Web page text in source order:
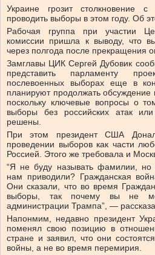
Украине грозит столкновение
проводить выборы в этом году. Об
Рабочая группа при участии
комиссии пришла к выводу, что
через полгода после прекращения
Замглавы ЦИК Сергей Дубовик
представить парламенту
послевоенных выборах еще в
планируют продолжать
поскольку ключевые вопросы о
выборы без российских атак
решены.
При этом президент США
проведении выборов как части
Россией. Этого же требовала и
“Я не буду называть фамилии, но
нам приводили? Гражданская
Они сказали, что во время
выборы, так почему вы не
администрации Трампа”, —
Напонмим, недавно президент
поменял свою позицию в
стране и заявил, что они
войны, а не во время перемирия.